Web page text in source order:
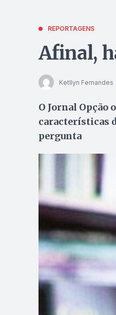
REPORTAGENS
Afinal,
Ketllyn Fernandes
O Jornal Opção
características
pergunta